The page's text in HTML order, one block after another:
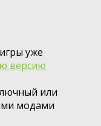
уже
версию
или
модами